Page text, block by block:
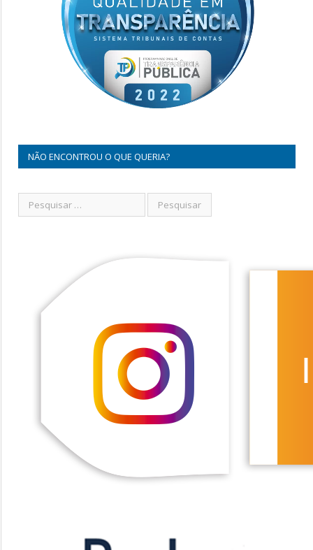
NÃO ENCONTROU O QUE QUERIA?